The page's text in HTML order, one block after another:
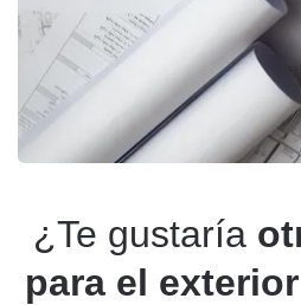
¿Te gustaría
para el exterior